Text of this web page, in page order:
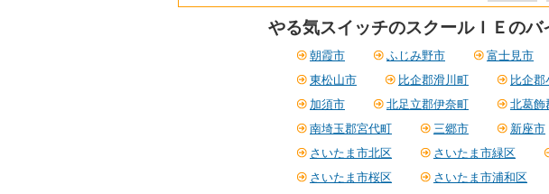
やる気スイッチのスクールＩＥの
朝霞市 ふじみ野市 富士見市
東松山市
比企郡滑川町 比企郡
加須市
北足立郡伊奈町 北葛飾
南埼玉郡宮代町
三郷市 新座市
さいたま市北区
さいたま市緑区
さいたま市桜区
さいたま市浦和区